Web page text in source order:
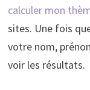
calculer mon
sites. Une fois
votre nom,
voir les résultats.